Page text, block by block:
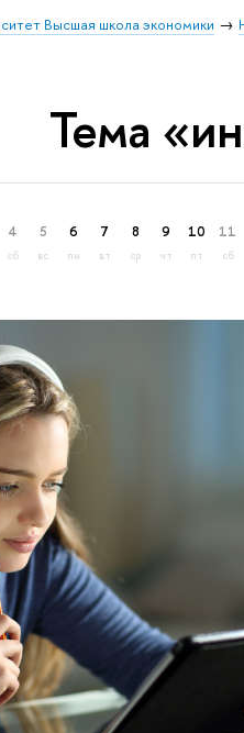
Высшая школа экономики
Тема
4
сб
5
вс
6
пн
7
вт
8
ср
9
чт
10
пт
11
сб